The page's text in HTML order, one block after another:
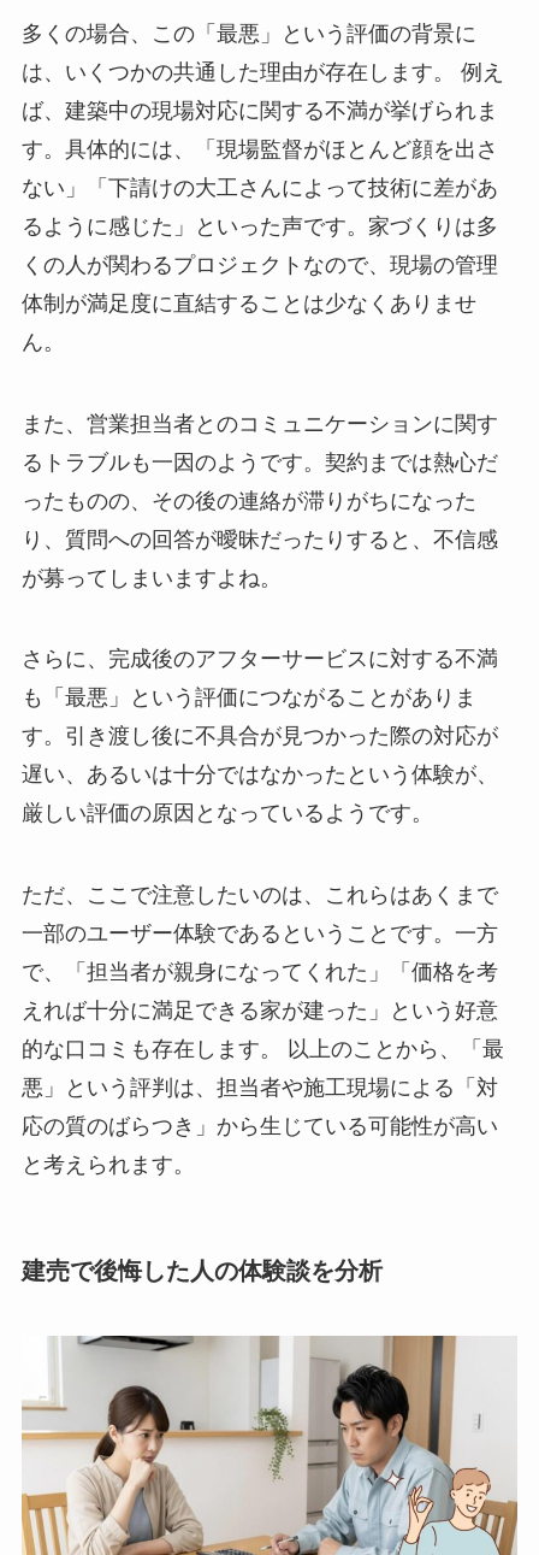
多くの場合、この「最悪」という評価の背景に
は、いくつかの共通した理由が存在します。 例え
ば、建築中の現場対応に関する不満が挙げられま
す。具体的には、「現場監督がほとんど顔を出さ
ない」「下請けの大工さんによって技術に差があ
るように感じた」といった声です。家づくりは多
くの人が関わるプロジェクトなので、現場の管理
体制が満足度に直結することは少なくありませ
ん。
また、営業担当者とのコミュニケーションに関す
るトラブルも一因のようです。契約までは熱心だ
ったものの、その後の連絡が滞りがちになった
り、質問への回答が曖昧だったりすると、不信感
が募ってしまいますよね。
さらに、完成後のアフターサービスに対する不満
も「最悪」という評価につながることがありま
す。引き渡し後に不具合が見つかった際の対応が
遅い、あるいは十分ではなかったという体験が、
厳しい評価の原因となっているようです。
ただ、ここで注意したいのは、これらはあくまで
一部のユーザー体験であるということです。一方
で、「担当者が親身になってくれた」「価格を考
えれば十分に満足できる家が建った」という好意
的な口コミも存在します。 以上のことから、「最
悪」という評判は、担当者や施工現場による「対
応の質のばらつき」から生じている可能性が高い
と考えられます。
建売で後悔した人の体験談を分析